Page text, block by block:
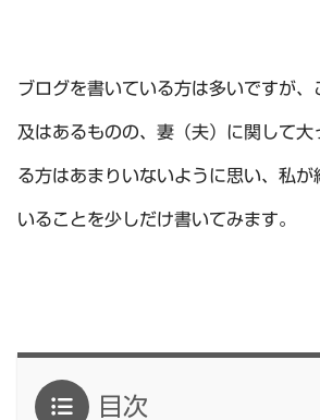
ブログを書いている方は多いですが
及はあるものの、妻（夫）に関して大
る方はあまりいないように思い、私が
いることを少しだけ書いてみます。
目次